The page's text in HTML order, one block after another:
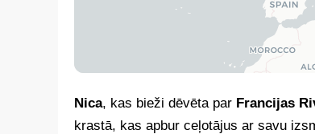
Nica, kas bieži dēvēta par Francijas
krastā, kas apbur ceļotājus ar savu